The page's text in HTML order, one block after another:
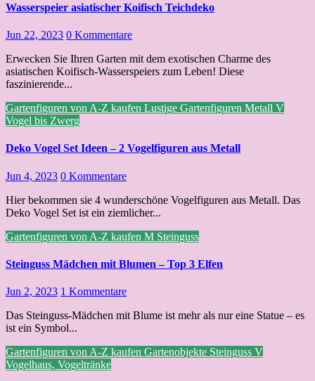
Wasserspeier asiatischer Koifisch Teichdeko
Jun 22, 2023 0 Kommentare
Erwecken Sie Ihren Garten mit dem exotischen Charme des
asiatischen Koifisch-Wasserspeiers zum Leben! Diese
faszinierende...
Gartenfiguren von A-Z kaufen Lustige Gartenfiguren Metall V
Vogel bis Zwerg
Deko Vogel Set Ideen – 2 Vogelfiguren aus Metall
Jun 4, 2023 0 Kommentare
Hier bekommen sie 4 wunderschöne Vogelfiguren aus Metall. Das
Deko Vogel Set ist ein ziemlicher...
Gartenfiguren von A-Z kaufen M Steinguss
Steinguss Mädchen mit Blumen – Top 3 Elfen
Jun 2, 2023 1 Kommentare
Das Steinguss-Mädchen mit Blume ist mehr als nur eine Statue – es
ist ein Symbol...
Gartenfiguren von A-Z kaufen Gartenobjekte Steinguss V
Vogelhaus, Vogeltränke